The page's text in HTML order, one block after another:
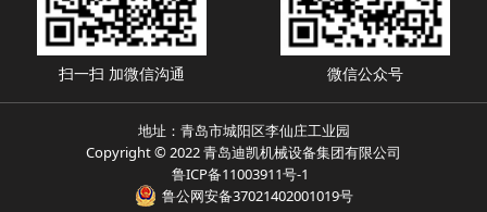
扫一扫 加微信沟通 微信公众号
地址：青岛市城阳区李仙庄工业园
Copyright © 2022 青岛迪凯机械设备集团有限公司
鲁ICP备11003911号-1
鲁公网安备37021402001019号